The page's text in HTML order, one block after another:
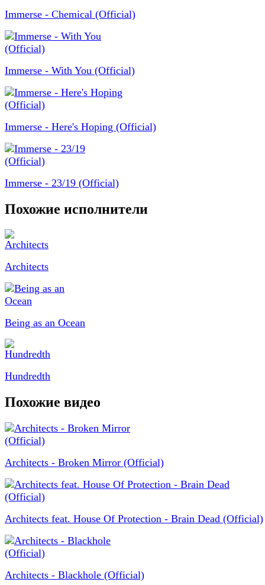
Immerse - Chemical (Official)
Immerse - With You (Official)
Immerse - Here's Hoping (Official)
Immerse - 23/19 (Official)
Похожие исполнители
Architects
Being as an Ocean
Hundredth
Похожие видео
Architects - Broken Mirror (Official)
Architects feat. House Of Protection - Brain Dead (Official)
Architects - Blackhole (Official)